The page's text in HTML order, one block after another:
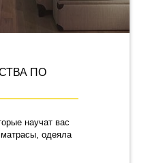
ПО
научат вас
одеяла